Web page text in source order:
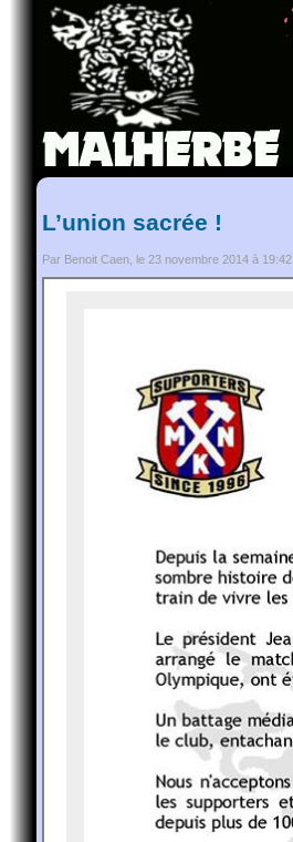
L’union sacrée !
Par Benoit Caen, le 23 novembre 2014 à 19:42